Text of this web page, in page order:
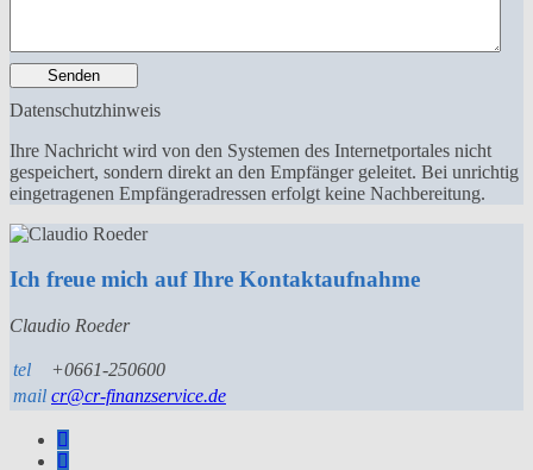
Senden
Datenschutzhinweis
Ihre Nachricht wird von den Systemen des Internetportales nicht
gespeichert, sondern direkt an den Empfänger geleitet. Bei unrichtig
eingetragenen Empfängeradressen erfolgt keine Nachbereitung.
Ich freue mich auf Ihre Kontaktaufnahme
Claudio Roeder
tel
+0661-250600
mail cr@cr-finanzservice.de